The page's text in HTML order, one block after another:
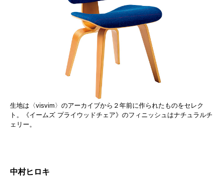
生地は〈visvim〉のアーカイブから２年前に作られたものをセレク
ト。《イームズ プライウッドチェア》のフィニッシュはナチュラルチ
ェリー。
中村ヒロキ